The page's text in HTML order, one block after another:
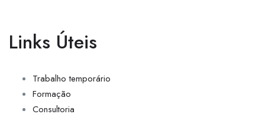
Links Úteis
Trabalho temporário
Formação
Consultoria